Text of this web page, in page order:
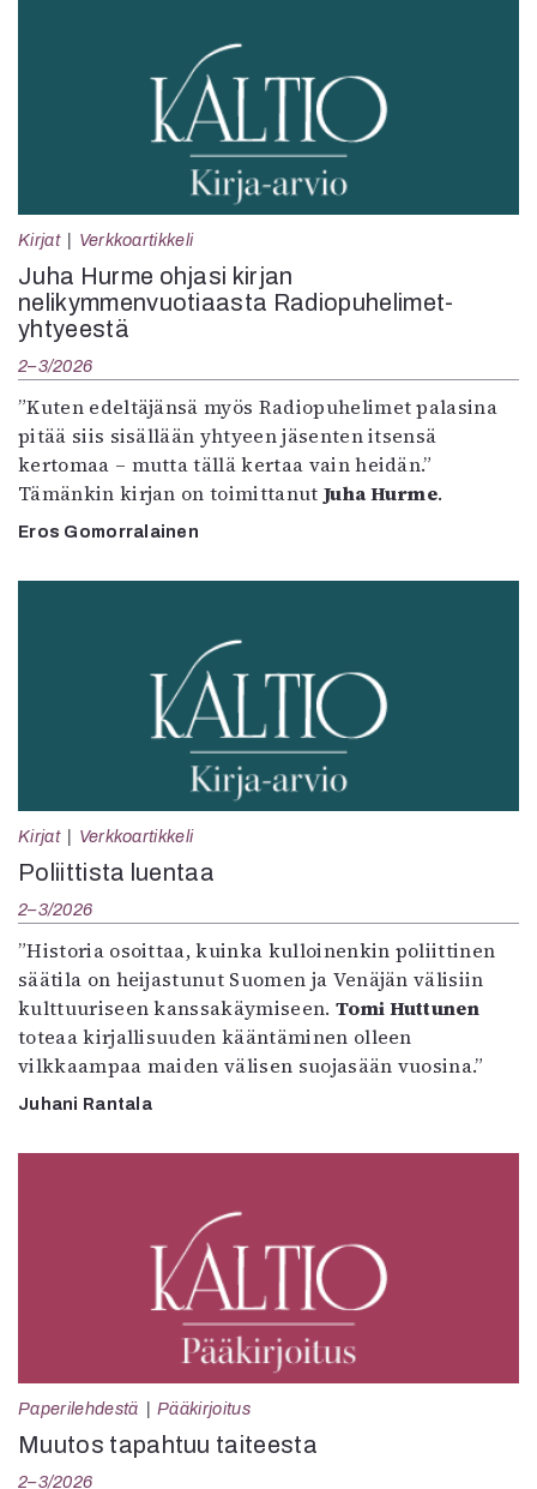
Kirjat Verkkoartikkeli
Juha Hurme ohjasi kirjan
nelikymmenvuotiaasta Radiopuhelimet-
yhtyeestä
2–3/2026
”Kuten edeltäjänsä myös Radiopuhelimet palasina
pitää siis sisällään yhtyeen jäsenten itsensä
kertomaa – mutta tällä kertaa vain heidän.”
Tämänkin kirjan on toimittanut Juha Hurme.
Eros Gomorralainen
Kirjat Verkkoartikkeli
Poliittista luentaa
2–3/2026
”Historia osoittaa, kuinka kulloinenkin poliittinen
säätila on heijastunut Suomen ja Venäjän välisiin
kulttuuriseen kanssakäymiseen. Tomi Huttunen
toteaa kirjallisuuden kääntäminen olleen
vilkkaampaa maiden välisen suojasään vuosina.”
Juhani Rantala
Paperilehdestä Pääkirjoitus
Muutos tapahtuu taiteesta
2–3/2026